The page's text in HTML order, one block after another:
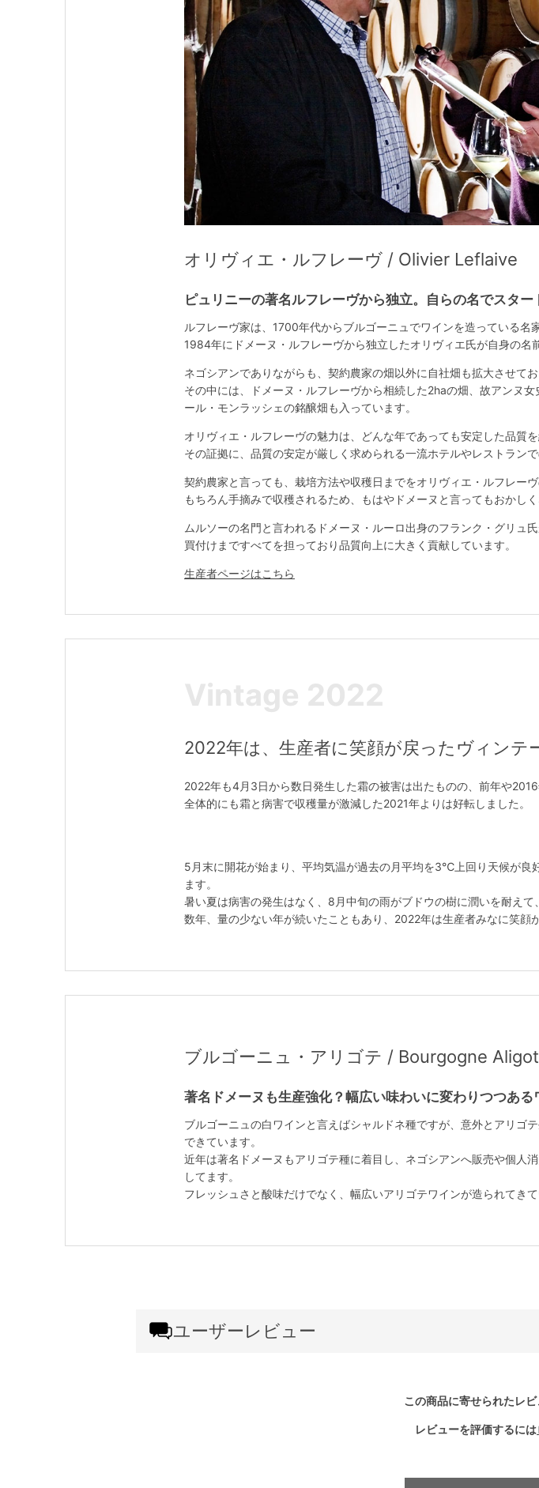
オリヴィエ・ルフレーヴ / Olivier Leflaive
ピュリニーの著名ルフレーヴから独立。自らの名でスター
ルフレーヴ家は、1700年代からブルゴーニュでワインを造っている名家
1984年にドメーヌ・ルフレーヴから独立したオリヴィエ氏が自身の名
ネゴシアンでありながらも、契約農家の畑以外に自社畑も拡大させて
その中には、ドメーヌ・ルフレーヴから相続した2haの畑、故アンヌ
ール・モンラッシェの銘醸畑も入っています。
オリヴィエ・ルフレーヴの魅力は、どんな年であっても安定した品質を
その証拠に、品質の安定が厳しく求められる一流ホテルやレストラン
契約農家と言っても、栽培方法や収穫日までをオリヴィエ・ルフレーヴ
もちろん手摘みで収穫されるため、もはやドメーヌと言ってもおかし
ムルソーの名門と言われるドメーヌ・ルーロ出身のフランク・グリュ
買付けまですべてを担っており品質向上に大きく貢献しています。
生産者ページはこちら
Vintage 2022
2022年は、生産者に笑顔が戻ったヴィンテ
2022年も4月3日から数日発生した霜の被害は出たものの、前年や
全体的にも霜と病害で収穫量が激減した2021年よりは好転しました。
5月末に開花が始まり、平均気温が過去の月平均を3℃上回り天候が
ます。
暑い夏は病害の発生はなく、8月中旬の雨がブドウの樹に潤いを耐え
数年、量の少ない年が続いたこともあり、2022年は生産者みなに笑顔
ブルゴーニュ・アリゴテ / Bourgogne
著名ドメーヌも生産強化？幅広い味わいに変わりつつある
ブルゴーニュの白ワインと言えばシャルドネ種ですが、意外とアリ
できています。
近年は著名ドメーヌもアリゴテ種に着目し、ネゴシアンへ販売や個人
してます。
フレッシュさと酸味だけでなく、幅広いアリゴテワインが造られてきて
ユーザーレビュー
この商品に寄せられたレビ
レビューを評価するには